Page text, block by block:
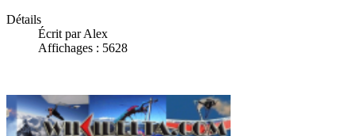
Détails
Écrit par Alex
Affichages : 5628